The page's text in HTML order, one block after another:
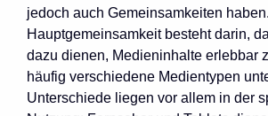
jedoch auch Gemeinsamkeiten
Hauptgemeinsamkeit besteht darin,
dazu dienen, Medieninhalte erlebbar
häufig verschiedene Medientypen
Unterschiede liegen vor allem in der